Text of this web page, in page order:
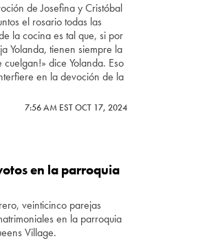
de Josefina y Cristóbal
el rosario todas las
la cocina es tal que, si por
Yolanda, tienen siempre la
cuelgan!» dice Yolanda. Eso
en la devoción de la
7:56 AM EST OCT 17, 2024
en la parroquia
veinticinco parejas
en la parroquia
Village.